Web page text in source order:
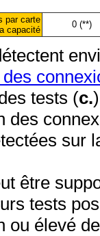
par carte
capacité
0 (**)
tests (c.
sur
être
tests
élevé